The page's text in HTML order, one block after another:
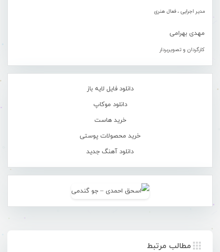
مدیر اجرایی ، فعال هنری
مهدی بهرامی
کارگردان و تصویربردار
دانلود فایل لایه باز
دانلود موکاپ
خرید هاست
خرید محصولات پوستی
دانلود آهنگ جدید
مطالب مرتبط